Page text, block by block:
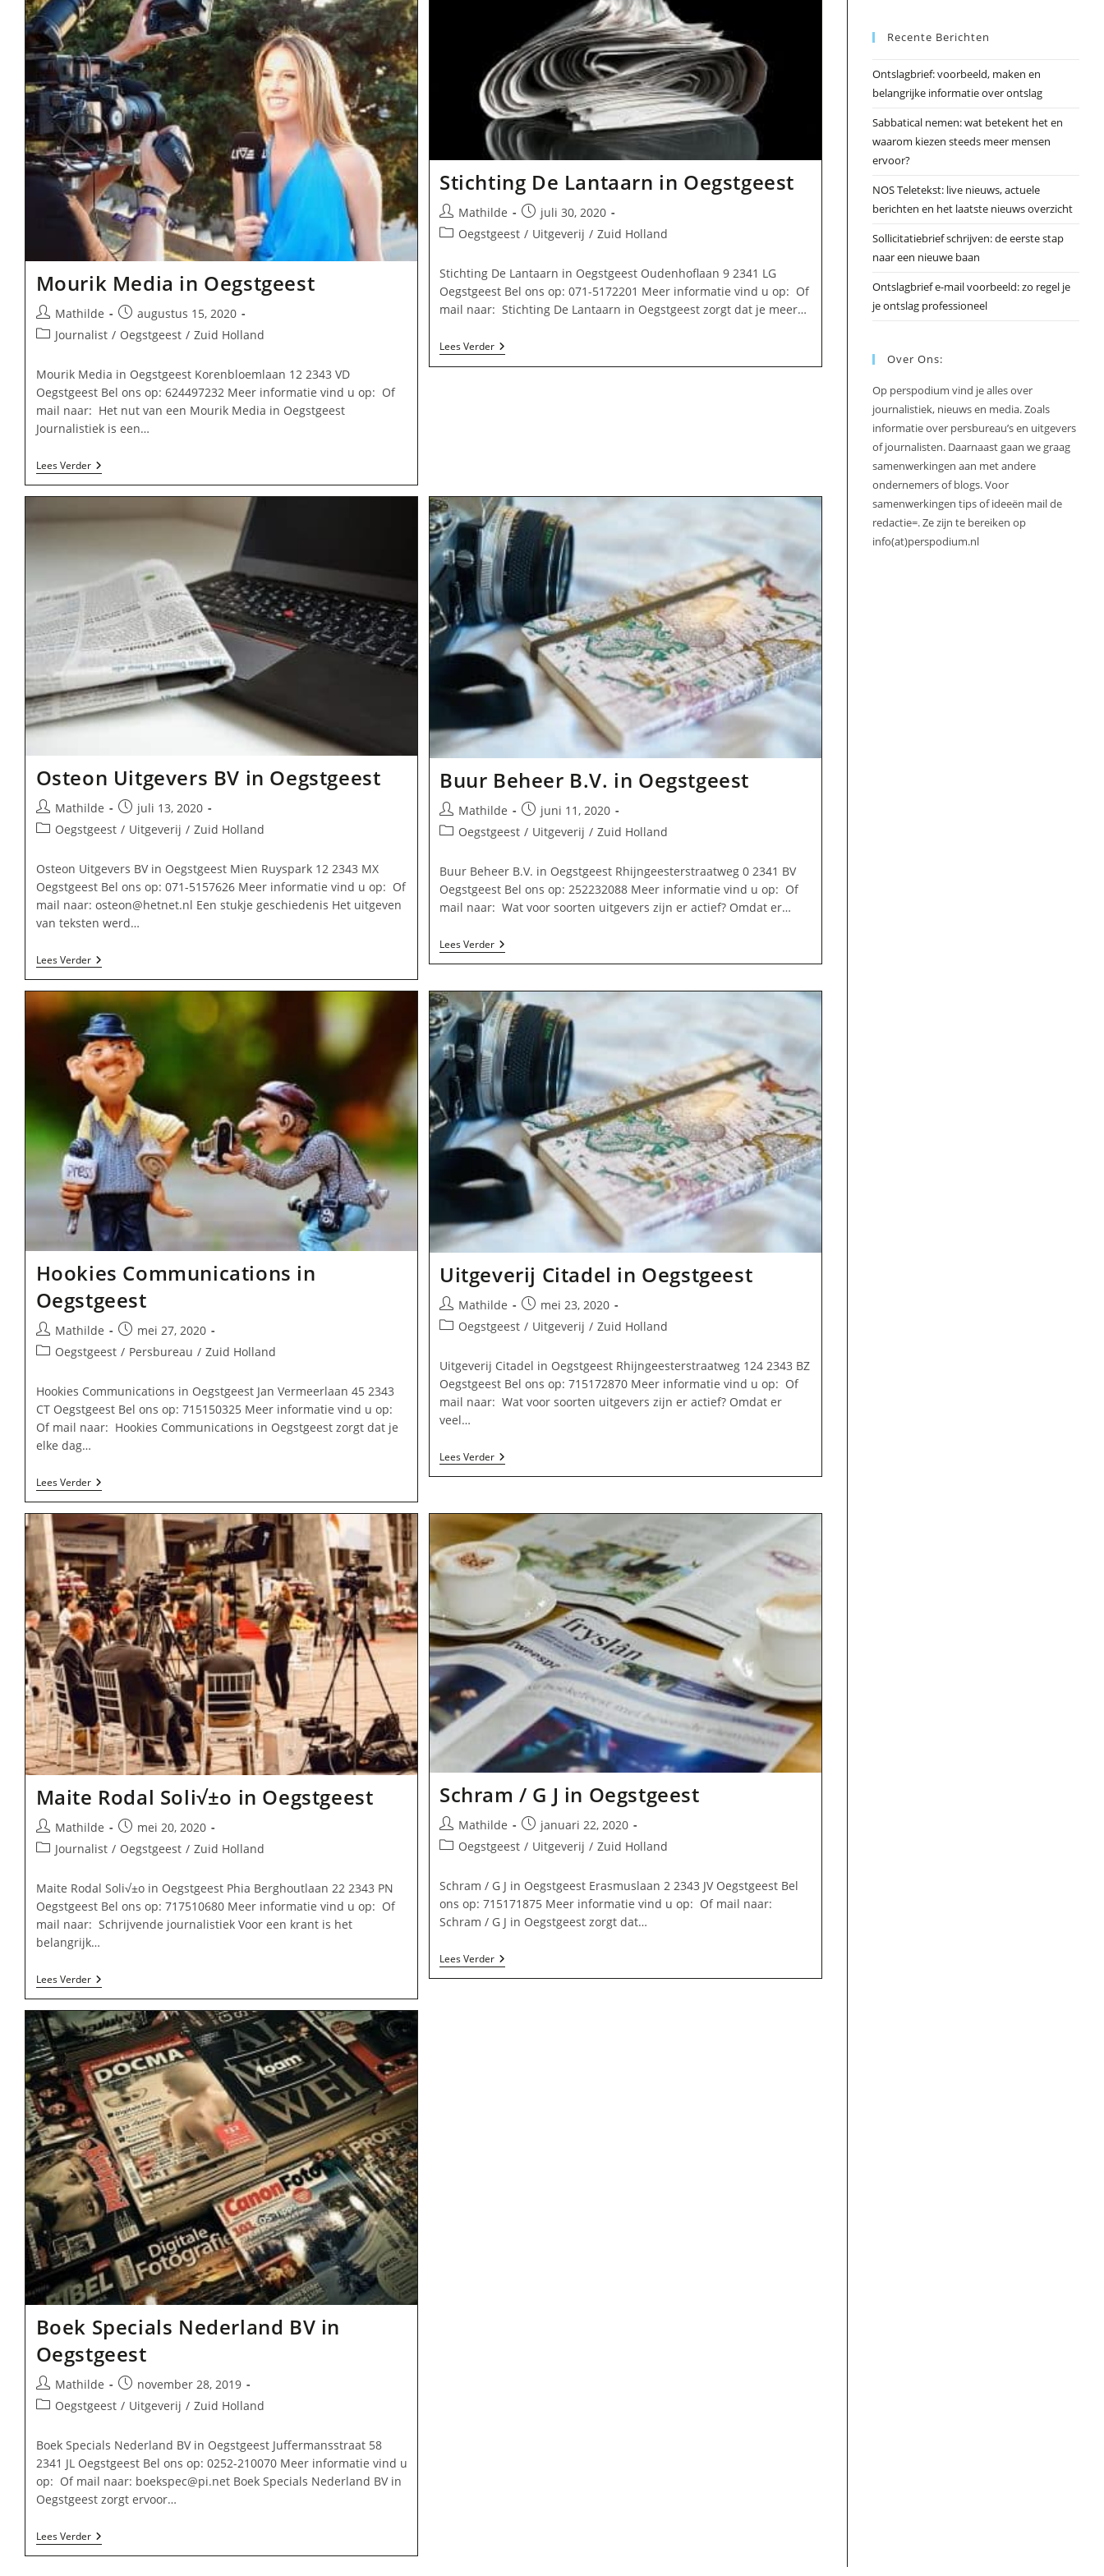
Mourik Media in Oegstgeest
Bericht
auteur:
Mathilde
Bericht
gepubliceerd
augustus 15, 2020
Berichtcategorie:
Journalist / Oegstgeest / Zuid Holland
Mourik Media in Oegstgeest Korenbloemlaan 12 2343 VD
Oegstgeest Bel ons op: 624497232 Meer informatie vind u op: Of
mail naar: Het nut van een Mourik Media in Oegstgeest
Journalistiek is een…
Lees VerderMourik
Media
Stichting De Lantaarn in Oegstgeest
Bericht
auteur:
Mathilde
Bericht
gepubliceerd
juli 30, 2020
Berichtcategorie:
Oegstgeest / Uitgeverij / Zuid Holland
Stichting De Lantaarn in Oegstgeest Oudenhoflaan 9 2341 LG
Oegstgeest Bel ons op: 071-5172201 Meer informatie vind u op: Of
mail naar: Stichting De Lantaarn in Oegstgeest zorgt dat je meer…
Lees VerderStichting
De
Osteon Uitgevers BV in Oegstgeest
Bericht
auteur:
Mathilde
Bericht
gepubliceerd
juli 13, 2020
Berichtcategorie:
Oegstgeest / Uitgeverij / Zuid Holland
Osteon Uitgevers BV in Oegstgeest Mien Ruyspark 12 2343 MX
Oegstgeest Bel ons op: 071-5157626 Meer informatie vind u op: Of
mail naar: osteon@hetnet.nl Een stukje geschiedenis Het uitgeven
van teksten werd…
Lees VerderOsteon
Uitgevers
In
Oegstgeest
Buur Beheer B.V. in Oegstgeest
Bericht
auteur:
Mathilde
Bericht
gepubliceerd
juni 11, 2020
Berichtcategorie:
Oegstgeest / Uitgeverij / Zuid Holland
Buur Beheer B.V. in Oegstgeest Rhijngeesterstraatweg 0 2341 BV
Oegstgeest Bel ons op: 252232088 Meer informatie vind u op: Of
mail naar: Wat voor soorten uitgevers zijn er actief? Omdat er…
Lees VerderBuur
Beheer
Oegstgeest
Hookies Communications in
Oegstgeest
Bericht
auteur:
Mathilde
Bericht
gepubliceerd
mei 27, 2020
Berichtcategorie:
Oegstgeest / Persbureau / Zuid Holland
Hookies Communications in Oegstgeest Jan Vermeerlaan 45 2343
CT Oegstgeest Bel ons op: 715150325 Meer informatie vind u op:
Of mail naar: Hookies Communications in Oegstgeest zorgt dat je
elke dag…
Lees VerderHookies
Communications
Oegstgeest
Uitgeverij Citadel in Oegstgeest
Bericht
auteur:
Mathilde
Bericht
gepubliceerd
mei 23, 2020
Berichtcategorie:
Oegstgeest / Uitgeverij / Zuid Holland
Uitgeverij Citadel in Oegstgeest Rhijngeesterstraatweg 124 2343 BZ
Oegstgeest Bel ons op: 715172870 Meer informatie vind u op: Of
mail naar: Wat voor soorten uitgevers zijn er actief? Omdat er
veel…
Lees VerderUitgeverij
Citadel
Maite Rodal Soli√±o in Oegstgeest
Bericht
auteur:
Mathilde
Bericht
gepubliceerd
mei 20, 2020
Berichtcategorie:
Journalist / Oegstgeest / Zuid Holland
Maite Rodal Soli√±o in Oegstgeest Phia Berghoutlaan 22 2343 PN
Oegstgeest Bel ons op: 717510680 Meer informatie vind u op: Of
mail naar: Schrijvende journalistiek Voor een krant is het
belangrijk…
Lees VerderMaite
Rodal
In
Oegstgeest
Schram / G J in Oegstgeest
Bericht
auteur:
Mathilde
Bericht
gepubliceerd
januari 22, 2020
Berichtcategorie:
Oegstgeest / Uitgeverij / Zuid Holland
Schram / G J in Oegstgeest Erasmuslaan 2 2343 JV Oegstgeest Bel
ons op: 715171875 Meer informatie vind u op: Of mail naar:
Schram / G J in Oegstgeest zorgt dat…
Lees VerderSchram
/
Boek Specials Nederland BV in
Oegstgeest
Bericht
auteur:
Mathilde
Bericht
gepubliceerd
november 28, 2019
Berichtcategorie:
Oegstgeest / Uitgeverij / Zuid Holland
Boek Specials Nederland BV in Oegstgeest Juffermansstraat 58
2341 JL Oegstgeest Bel ons op: 0252-210070 Meer informatie vind u
op: Of mail naar: boekspec@pi.netBoek Specials Nederland BV in
Oegstgeest zorgt ervoor…
Lees VerderBoek
Specials
Recente Berichten
Ontslagbrief: voorbeeld, maken en
belangrijke informatie over ontslag
Sabbatical nemen: wat betekent het en
waarom kiezen steeds meer mensen
ervoor?
NOS Teletekst: live nieuws, actuele
berichten en het laatste nieuws overzicht
Sollicitatiebrief schrijven: de eerste stap
naar een nieuwe baan
Ontslagbrief e-mail voorbeeld: zo regel je
je ontslag professioneel
Over Ons:
Op perspodium vind je alles over
journalistiek, nieuws en media. Zoals
informatie over persbureau’s en uitgevers
of journalisten. Daarnaast gaan we graag
samenwerkingen aan met andere
ondernemers of blogs. Voor
samenwerkingen tips of ideeën mail de
redactie=. Ze zijn te bereiken op
info(at)perspodium.nl